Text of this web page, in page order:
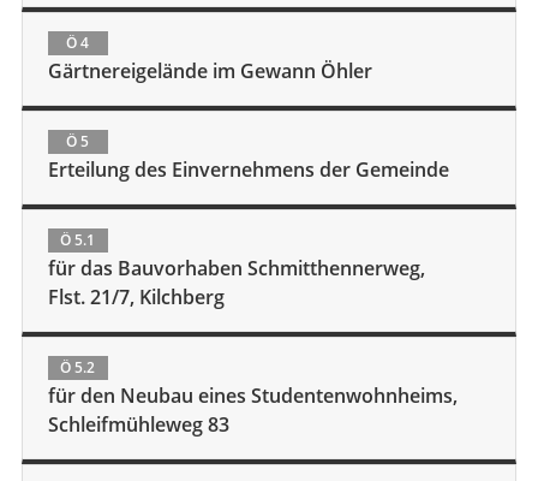
Ö 4
Gärtnereigelände im Gewann Öhler
Ö 5
Erteilung des Einvernehmens der Gemeinde
Ö 5.1
für das Bauvorhaben Schmitthennerweg,
Flst. 21/7, Kilchberg
Ö 5.2
für den Neubau eines Studentenwohnheims,
Schleifmühleweg 83